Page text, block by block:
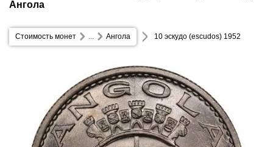
Ангола
Стоимость монет Ангола
... 10 эскудо (escudos) 1952